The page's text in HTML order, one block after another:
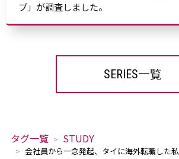
ブ」が調査しました。
SERIES一覧
タグ一覧 STUDY
会社員から一念発起、タイに海外転職した私